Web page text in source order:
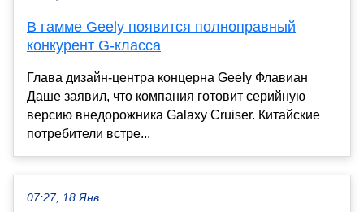
В гамме Geely появится полноправный
конкурент G-класса
Глава дизайн-центра концерна Geely Флавиан
Даше заявил, что компания готовит серийную
версию внедорожника Galaxy Cruiser. Китайские
потребители встре...
07:27, 18 Янв